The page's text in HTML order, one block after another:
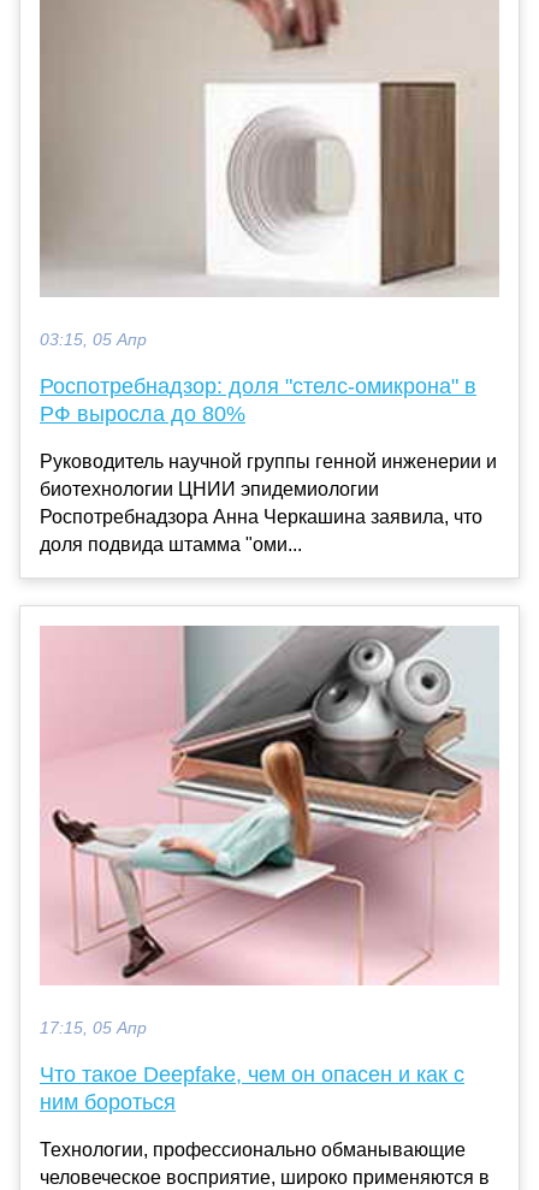
03:15, 05 Апр
Роспотребнадзор: доля "стелс-омикрона" в
РФ выросла до 80%
Руководитель научной группы генной инженерии и
биотехнологии ЦНИИ эпидемиологии
Роспотребнадзора Анна Черкашина заявила, что
доля подвида штамма "оми...
17:15, 05 Апр
Что такое Deepfake, чем он опасен и как с
ним бороться
Технологии, профессионально обманывающие
человеческое восприятие, широко применяются в